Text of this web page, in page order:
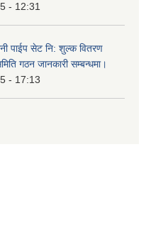
- 12:31
पाईप सेट नि: शुल्क वितरण
गठन जानकारी सम्बन्धमा।
- 17:13